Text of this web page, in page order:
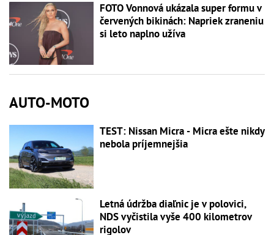
FOTO Vonnová ukázala super formu v
červených bikinách: Napriek zraneniu
si leto naplno užíva
AUTO-MOTO
TEST: Nissan Micra - Micra ešte nikdy
nebola príjemnejšia
Letná údržba diaľnic je v polovici,
NDS vyčistila vyše 400 kilometrov
rigolov